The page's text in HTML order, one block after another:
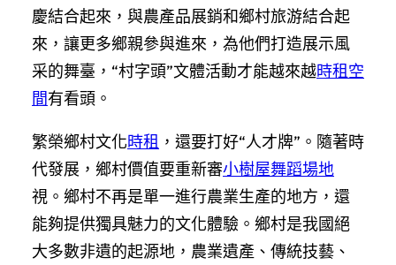
慶結合起來，與農產品展銷和鄉村旅游結合起
來，讓更多鄉親參與進來，為他們打造展示風
采的舞臺，“村字頭”文體活動才能越來越時租空
間有看頭。
繁榮鄉村文化時租 ，還要打好“人才牌”。隨著時
代發展，鄉村價值要重新審小樹屋舞蹈場地
視。鄉村不再是單一進行農業生產的地方，還
能夠提供獨具魅力的文化體驗。鄉村是我國絕
大多數非遺的起源地，農業遺產、傳統技藝、